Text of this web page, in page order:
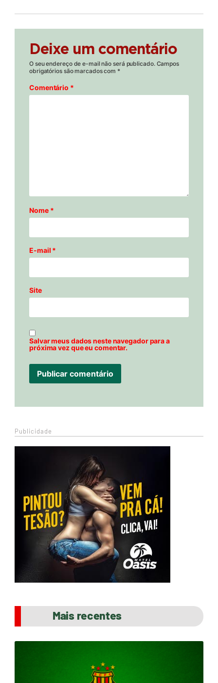
Deixe um comentário
O seu endereço de e-mail não será publicado. Campos
obrigatórios são marcados com *
Comentário *
Nome *
E-mail *
Site
Salvar meus dados neste navegador para a
próxima vez que eu comentar.
Publicidade
Mais recentes